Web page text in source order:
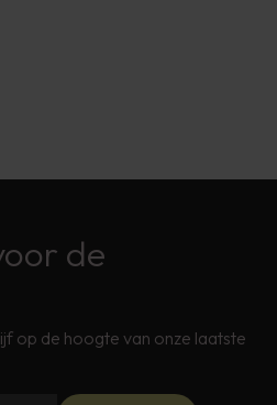
de
op de hoogte van onze laatste